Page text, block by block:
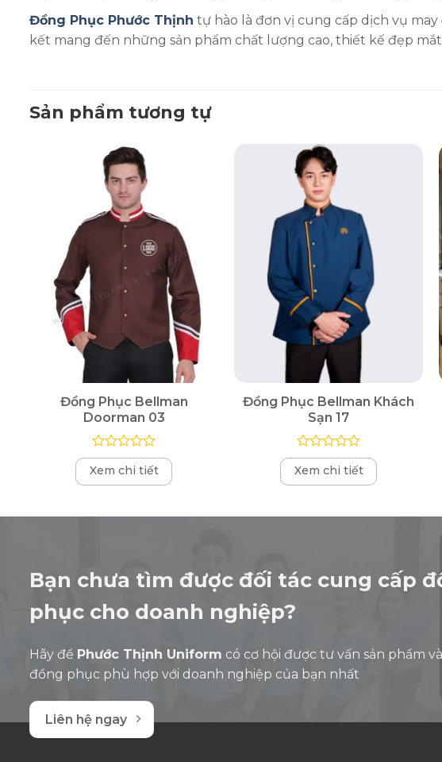
Đồng Phục Phước Thịnh tự hào là đơn vị cung cấp dịch vụ may
kết mang đến những sản phẩm chất lượng cao, thiết kế đẹp
Sản phẩm tương tự
Đồng Phục Bellman
Doorman 03
Được
xếp
hạng
Xem chi tiết
Đồng Phục Bellman Khách
Sạn 17
Được
xếp
hạng
Xem chi tiết
Bạn chưa tìm được đối tác cung cấp
phục cho doanh nghiệp?
Hãy để Phước Thịnh Uniform có cơ hội được tư vấn sản phẩm
đồng phục phù hợp với doanh nghiệp của bạn nhất
Liên hệ ngay